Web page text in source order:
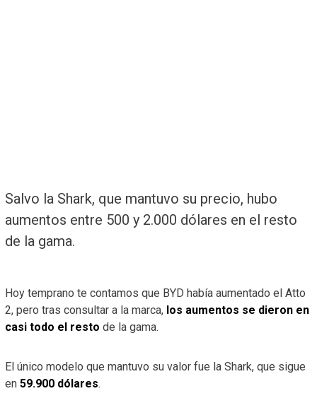
Salvo la Shark, que mantuvo su precio, hubo
aumentos entre 500 y 2.000 dólares en el resto
de la gama.
Hoy temprano te contamos que BYD había aumentado el Atto
2, pero tras consultar a la marca, los aumentos se dieron en
casi todo el resto de la gama.
El único modelo que mantuvo su valor fue la Shark, que sigue
en 59.900 dólares.